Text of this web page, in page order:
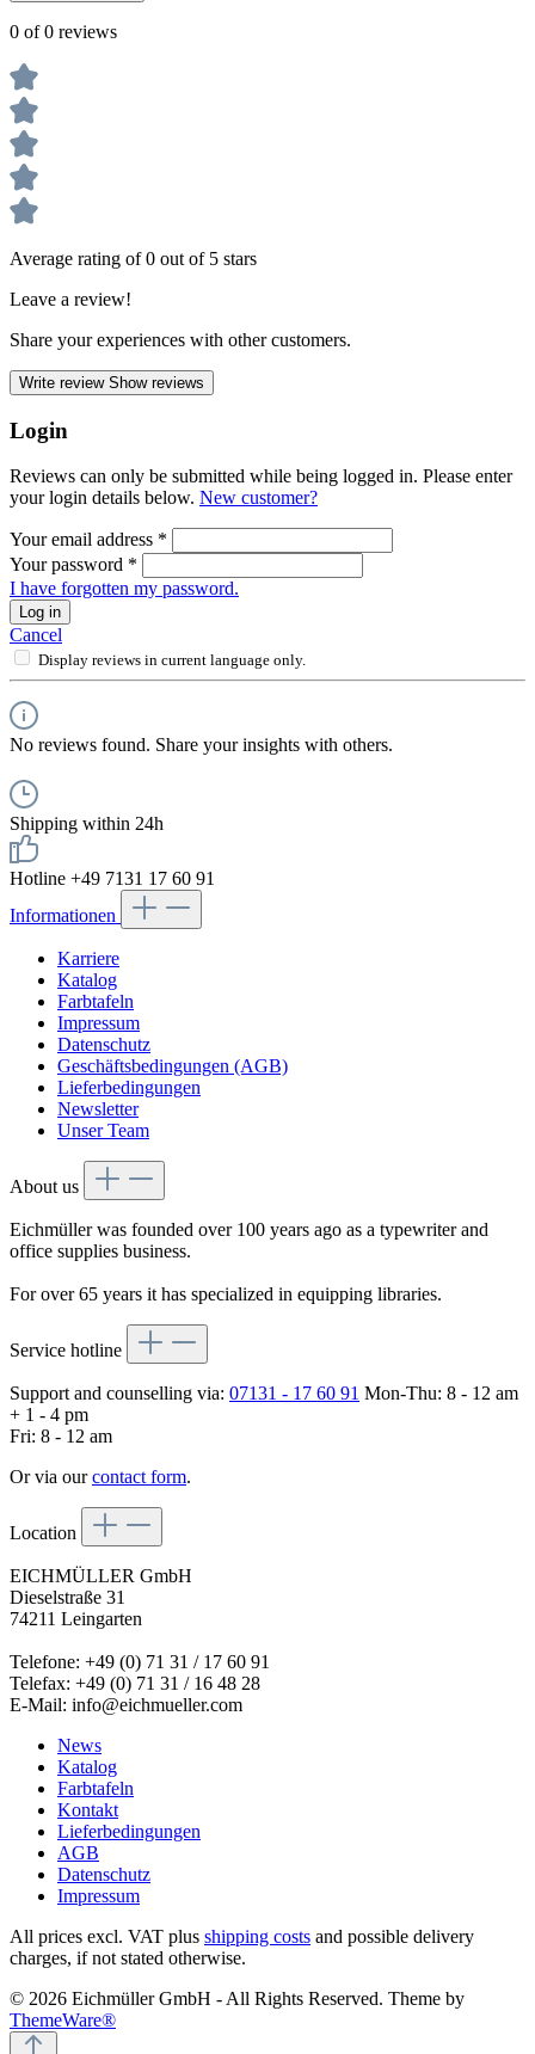
0 of 0 reviews
Average rating of 0 out of 5 stars
Leave a review!
Share your experiences with other customers.
Write review Show reviews
Login
Reviews can only be submitted while being logged in. Please enter
your login details below. New customer?
Your email address *
Your password *
I have forgotten my password.
Log in
Cancel
Display reviews in current language only.
No reviews found. Share your insights with others.
Shipping within 24h
Hotline +49 7131 17 60 91
Informationen
Karriere
Katalog
Farbtafeln
Impressum
Datenschutz
Geschäftsbedingungen (AGB)
Lieferbedingungen
Newsletter
Unser Team
About us
Eichmüller was founded over 100 years ago as a typewriter and
office supplies business.
For over 65 years it has specialized in equipping libraries.
Service hotline
Support and counselling via: 07131 - 17 60 91 Mon-Thu: 8 - 12 am
+ 1 - 4 pm
Fri: 8 - 12 am
Or via ourcontact form.
Location
EICHMÜLLER GmbH
Dieselstraße 31
74211 Leingarten
Telefone: +49 (0) 71 31 / 17 60 91
Telefax: +49 (0) 71 31 / 16 48 28
E-Mail: info@eichmueller.com
News
Katalog
Farbtafeln
Kontakt
Lieferbedingungen
AGB
Datenschutz
Impressum
All prices excl. VAT plus shipping costs and possible delivery
charges, if not stated otherwise.
© 2026 Eichmüller GmbH - All Rights Reserved. Theme by
ThemeWare®